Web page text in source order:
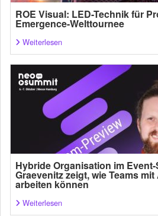
ROE Visual: LED-Technik für
Emergence-Welttournee
Weiterlesen
Hybride Organisation im
Graevenitz zeigt, wie Teams
arbeiten können
Weiterlesen